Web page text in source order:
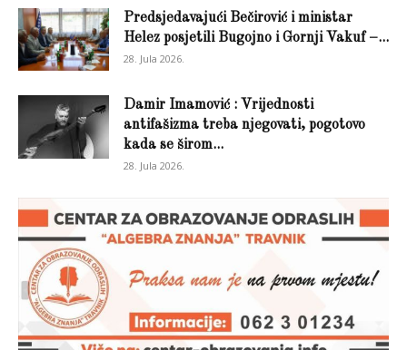
Predsjedavajući Bečirović i ministar
Helez posjetili Bugojno i Gornji Vakuf –...
28. Jula 2026.
Damir Imamović : Vrijednosti
antifašizma treba njegovati, pogotovo
kada se širom...
28. Jula 2026.